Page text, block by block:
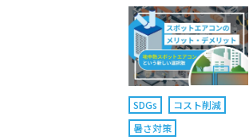
SDGs
コスト削減
暑さ対策